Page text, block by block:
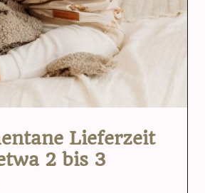
Lieferzeit
2 bis 3